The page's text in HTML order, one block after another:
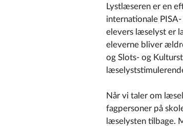
Lystlæseren er en
internationale
elevers læselyst er
eleverne bliver
og Slots- og
Når vi taler om
fagpersoner på
læselysten tilbage.